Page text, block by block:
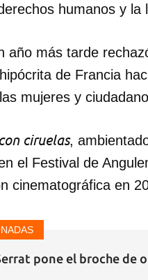
humanos y la
año más tarde
de Francia
mujeres y
ciruelas,
el Festival de
cinematográfica en
pone el broche de